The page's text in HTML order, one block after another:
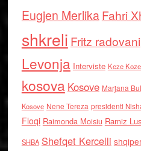
Eugjen MerlikaFahri
shkreli Fritz radovani
Levonja Interviste Keze
kosova Kosove Marjana
Kosove Nene Tereza presidenti
Floqi Raimonda Moisiu Ramiz
SHBA Shefqet Kercelli